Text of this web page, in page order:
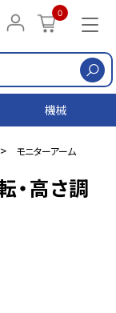
0
機械
> モニターアーム
・高さ調